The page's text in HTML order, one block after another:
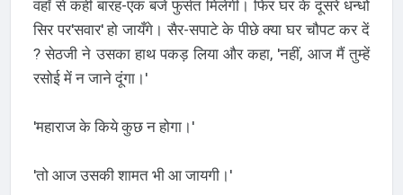
वहाँ से कहीं बारह-एक बजे फुर्सत मिलेगी। फिर घर के दूसरे धन्धों
सिर पर'सवार' हो जायँगे। सैर-सपाटे के पीछे क्या घर चौपट कर दें
? सेठजी ने उसका हाथ पकड़ लिया और कहा, 'नहीं, आज मैं तुम्हें
रसोई में न जाने दूंगा।'
'महाराज के किये कुछ न होगा।'
'तो आज उसकी शामत भी आ जायगी।'